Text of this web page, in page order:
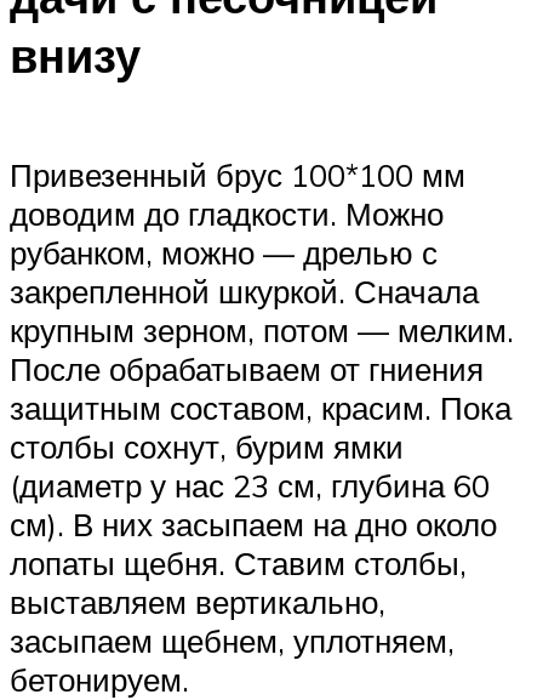
внизу
Привезенный брус 100*100 мм
доводим до гладкости. Можно
рубанком, можно — дрелью с
закрепленной шкуркой. Сначала
крупным зерном, потом — мелким.
После обрабатываем от гниения
защитным составом, красим. Пока
столбы сохнут, бурим ямки
(диаметр у нас 23 см, глубина 60
см). В них засыпаем на дно около
лопаты щебня. Ставим столбы,
выставляем вертикально,
засыпаем щебнем, уплотняем,
бетонируем.